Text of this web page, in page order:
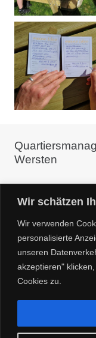
Wir schätzen
Wir verwenden
personalisierte
unseren
akzeptieren"
Cookies zu.
Wersten
Glockenstr. 8
Kontakt:
Dorothee
info@zuhause-in-